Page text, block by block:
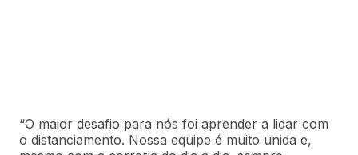
máximo de pessoas em casa, curtindo a família,
perdendo menos tempo em transporte e tendo